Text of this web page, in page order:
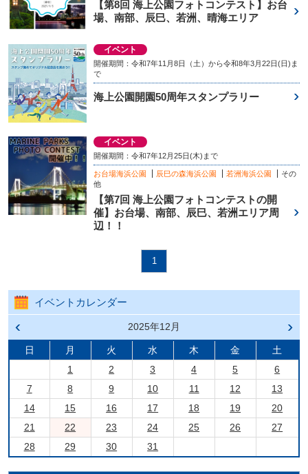
【第8回 海上公園フォトコンテスト】お台
場、南部、辰巳、若洲、晴海エリア
イベント
開催期間：令和7年11月8日（土）から令和8年3月22日(日)ま
で
海上公園開園50周年スタンプラリー
イベント
開催期間：令和7年12月25日(木)まで
お台場海浜公園 辰巳の森海浜公園 若洲海浜公園
その
他
【第7回 海上公園フォトコンテストの開
催】お台場、南部、辰巳、若洲エリア周
辺！！
1
イベントカレンダー
前の
戻る
2025年12月
次の
進む
日 月 火 水 木 金
土
1
2 3 4 5
6
7
8 9 10 11 12
13
14
15 16 17 18 19
20
21
22 23 24 25 26
27
28
29 30 31